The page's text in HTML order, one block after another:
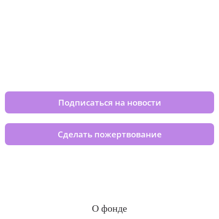
Подписаться на новости
Сделать пожертвование
О фонде